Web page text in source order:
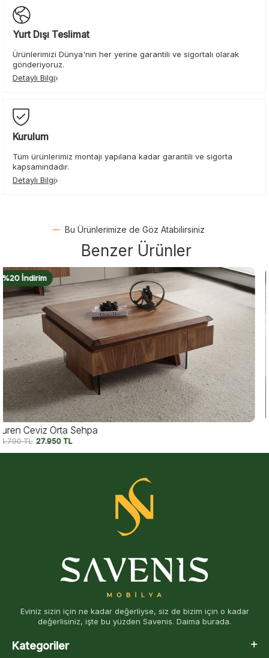
Yurt Dışı Teslimat
Ürünlerimizi Dünya'nın her yerine garantili ve sigortalı olarak
gönderiyoruz.
Detaylı Bilgi
Kurulum
Tüm ürünlerimiz montajı yapılana kadar garantili ve sigorta
kapsamındadır.
Detaylı Bilgi
Bu Ürünlerimize de Göz Atabilirsiniz
Benzer Ürünler
%20 İndirim
Auren Orta Sehpa
34.790TL 27.950TL
Eviniz sizin için ne kadar değerliyse, siz de bizim için o kadar
değerlisiniz, işte bu yüzden Savenis. Daima burada.
Kategoriler